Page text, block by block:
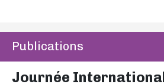
Publications
Journée